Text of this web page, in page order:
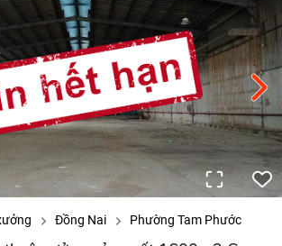
Đồng Nai Phường Tam Phước